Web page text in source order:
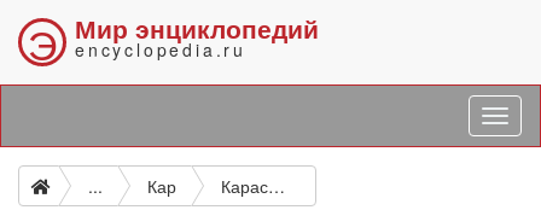
Э Мир энциклопедий
encyclopedia.ru
... Кар Карасёва Елена Борисовна